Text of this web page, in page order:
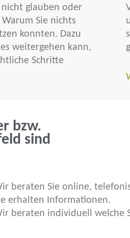
nicht glauben oder
Sie nichts
konnten. Dazu
weitergehen kann,
Schritte
bzw.
sind
beraten Sie online,
erhalten Informationen.
beraten individuell welche